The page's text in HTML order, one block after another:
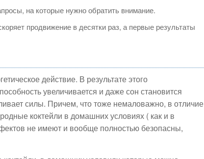
на которые нужно обратить внимание.
продвижение в десятки раз, а первые результаты
действие. В результате этого
увеличивается и даже сон становится
силы. Причем, что тоже немаловажно, в отличие
коктейли в домашних условиях ( как и в
не имеют и вообще полностью безопасны,